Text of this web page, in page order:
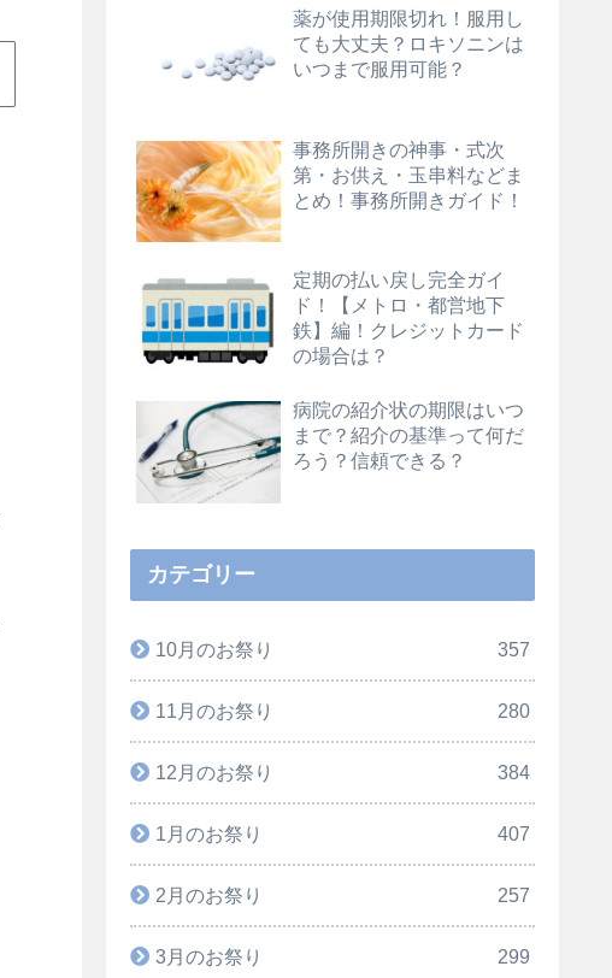
薬が使用期限切れ！服用し
ても大丈夫？ロキソニンは
いつまで服用可能？
事務所開きの神事・式次
第・お供え・玉串料などま
とめ！事務所開きガイド！
定期の払い戻し完全ガイ
ド！【メトロ・都営地下
鉄】編！クレジットカード
の場合は？
病院の紹介状の期限はいつ
まで？紹介の基準って何だ
ろう？信頼できる？
カテゴリー
10月のお祭り 357
11月のお祭り 280
12月のお祭り 384
1月のお祭り 407
2月のお祭り 257
3月のお祭り 299